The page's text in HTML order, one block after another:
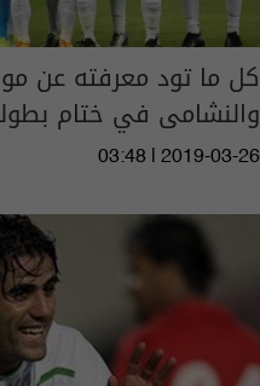
كل ما تود معرفته عن
والنشامى في ختام
03:48 | 2019-03-26